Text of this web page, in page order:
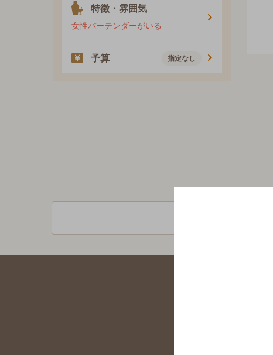
特徴・雰囲気
女性バーテンダーがいる
予算 指定なし